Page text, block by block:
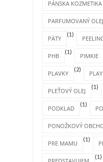
PÁNSKA KOZMETIKA
PARFUMOVANÝ OLEJ
PÄTY
(1)
PHB
(1)
PIMKIE
PLAVKY
(2)
PLEŤOVÝ OLEJ
(1)
PODKLAD
(1)
PONOŽKOVÝ
PRE MAMU
(1)
(1)